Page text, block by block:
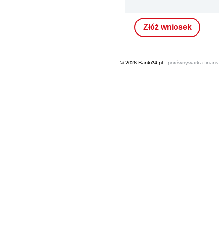
Złóż wniosek
© 2026 Banki24.pl - porównywarka